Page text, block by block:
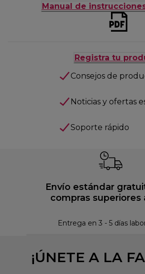
Manual de
Registra tu
Consejos de
Noticias y ofertas
Soporte rápido
Envío estándar
compras superiores
Entrega en 3 - 5 días
¡ÚNETE A LA